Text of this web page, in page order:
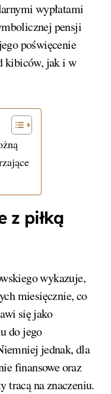
wypłatami
pensji
poświęcenie
kibiców, jak i w
z piłką
wykazuje,
miesięcznie, co
się jako
do jego
jednak, dla
finansowe oraz
tracą na znaczeniu.